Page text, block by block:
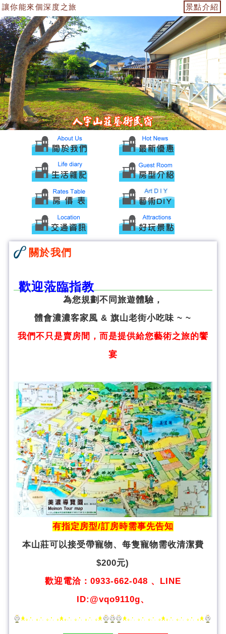
你能來個深度之旅 景點介紹
關於我們
歡迎蒞臨指教
為您規劃不同旅遊體驗，
體會濃濃客家風 & 旗山老街小吃味 ~ ~
我們不只是賣房間，而是提供給您藝術之旅的饗
宴
有指定房型/訂房時需事先告知
本山莊可以接受帶寵物、 每隻寵物需收清潔費
$200元)
歡迎電洽：0933-662-048 、LINE
ID:@vqo9110g、